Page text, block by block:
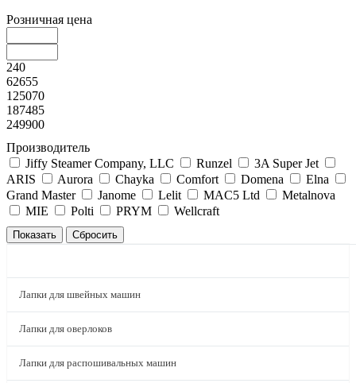
Розничная цена
240
62655
125070
187485
249900
Производитель
Jiffy Steamer Company, LLC
Runzel
3A Super Jet
ARIS
Aurora Chayka Comfort Domena
Elna
Grand Master
Janome Lelit MAC5 Ltd
Metalnova
MIE
Polti PRYM Wellcraft
Лапки для швейных машин
Лапки для оверлоков
Лапки для распошивальных машин